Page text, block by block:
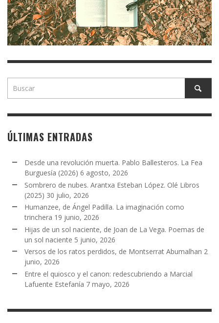
ÚLTIMAS ENTRADAS
Desde una revolución muerta. Pablo Ballesteros. La Fea
Burguesía (2026) 6 agosto, 2026
Sombrero de nubes. Arantxa Esteban López. Olé Libros
(2025) 30 julio, 2026
Humanzee, de Ángel Padilla. La imaginación como
trinchera 19 junio, 2026
Hijas de un sol naciente, de Joan de La Vega. Poemas de
un sol naciente 5 junio, 2026
Versos de los ratos perdidos, de Montserrat Abumalhan 2
junio, 2026
Entre el quiosco y el canon: redescubriendo a Marcial
Lafuente Estefanía 7 mayo, 2026